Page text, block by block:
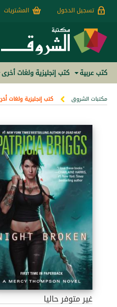
تسجيل الدخول المشتريات
كتب عربية كتب إنجليزية ولغات أخرى
مكتبات الشروق كتب إنجليزية ولغات
غير متوفر حاليا